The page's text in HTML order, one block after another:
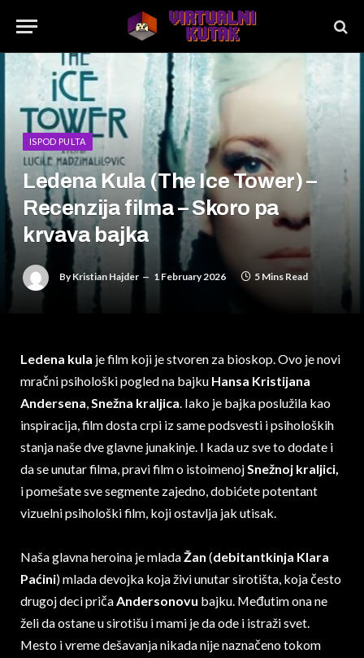
ISPOD PULTA
Ledena Kula (The Ice Tower) –
Recenzija filma – Skoro pa
krvava bajka
By Kristian Hajder 1 February 2026 5 Mins Read
Ledena kula je film koji je stvoren za bioskop. Ovo je novi
mračni psihološki pogled na bajku Hansa Kristijana
Andersena,Snežna kraljica. Iako je bajka poslužila kao
inspiracija, film dosta crpi iz same podsvesti i psiholoških
stanja naše dve glavne junakinje. I kada uz sve to dodate i
da se unutar filma, pravi film o istoimenojSnežnoj kraljici,
i pomešate sve segmente zajedno, dobićete potentant
vizuelni psihološki film, koji ostavlja jak utisak.
Naša glavna heroina je mladaŽan (debitantkinja Klara
Paćini) mlada devojka koja živi unutar sirotišta, koja često
drugoj deci pričaAndersonovu bajku. Međutim ona ne
želi da ostane u sirotišu i mami je da ode i istraži svet.
Mesto i vreme dešavanja nikada nije naznačeno tokom